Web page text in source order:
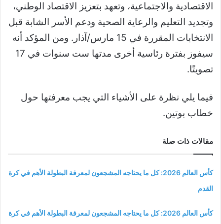
الاقتصادية والاجتماعية، وتعهد بتعزيز الاقتصاد الوطني،
وتجديد التعليم والرعاية الصحية ودعم الأسر الشابة قبل
الانتخابات المقررة في 15 مارس/آذار. ومن المؤكد أنه
سيفوز بفترة رئاسية أخرى مدتها ست سنوات في 17
تصويتًا.
فيما يلي نظرة على الأشياء التي يجب معرفتها حول
خطاب بوتين.
مقالات ذات صلة
كأس العالم 2026: كل ما يحتاجه المشجعون لمعرفة البطولة الأهم في كرة
القدم
كأس العالم 2026: كل ما يحتاجه المشجعون لمعرفة البطولة الأهم في كرة